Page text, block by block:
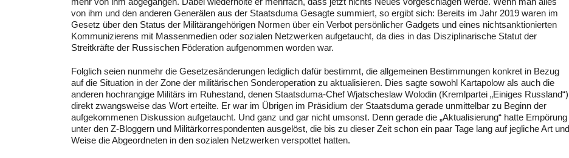
von ihm und den anderen Generälen aus der Staatsduma Gesagte summiert, so ergibt sich: Bereits im Jahr 2019 waren im
Gesetz über den Status der Militärangehörigen Normen über ein Verbot persönlicher Gadgets und eines nichtsanktionierten
Kommunizierens mit Massenmedien oder sozialen Netzwerken aufgetaucht, da dies in das Disziplinarische Statut der
Streitkräfte der Russischen Föderation aufgenommen worden war.
Folglich seien nunmehr die Gesetzesänderungen lediglich dafür bestimmt, die allgemeinen Bestimmungen konkret in Bezug
auf die Situation in der Zone der militärischen Sonderoperation zu aktualisieren. Dies sagte sowohl Kartapolow als auch die
anderen hochrangige Militärs im Ruhestand, denen Staatsduma-Chef Wjatscheslaw Wolodin (Kremlpartei „Einiges Russland“)
direkt zwangsweise das Wort erteilte. Er war im Übrigen im Präsidium der Staatsduma gerade unmittelbar zu Beginn der
aufgekommenen Diskussion aufgetaucht. Und ganz und gar nicht umsonst. Denn gerade die „Aktualisierung“ hatte Empörung
unter den Z-Bloggern und Militärkorrespondenten ausgelöst, die bis zu dieser Zeit schon ein paar Tage lang auf jegliche Art und
Weise die Abgeordneten in den sozialen Netzwerken verspottet hatten.